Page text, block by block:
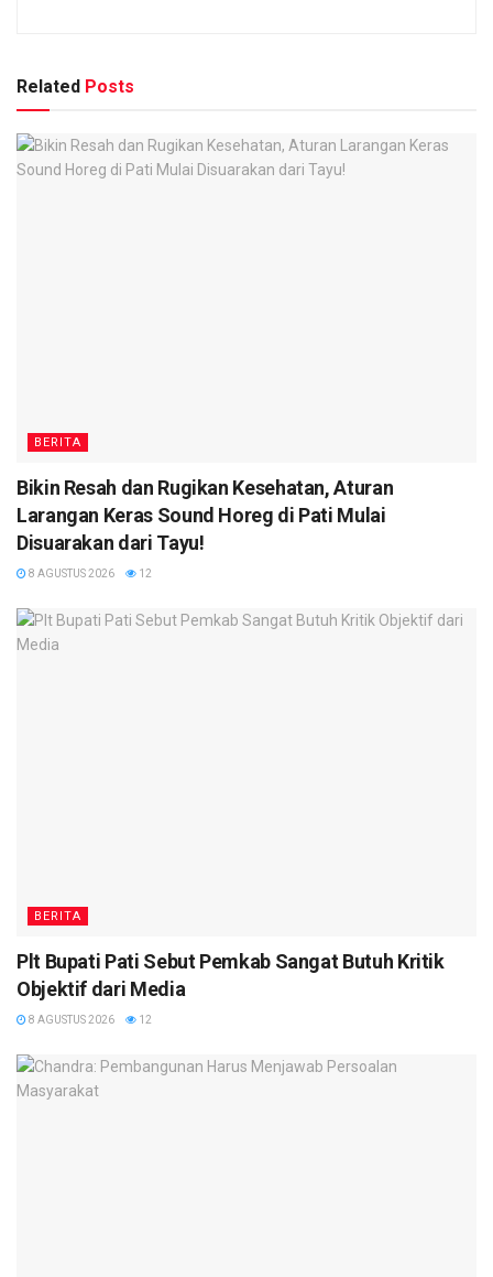
Related Posts
BERITA
Bikin Resah dan Rugikan Kesehatan, Aturan
Larangan Keras Sound Horeg di Pati Mulai
Disuarakan dari Tayu!
8 AGUSTUS 2026 12
BERITA
Plt Bupati Pati Sebut Pemkab Sangat Butuh Kritik
Objektif dari Media
8 AGUSTUS 2026 12